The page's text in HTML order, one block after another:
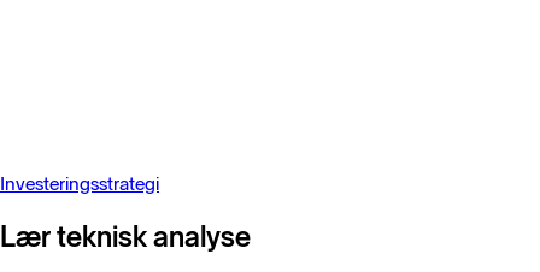
Investeringsstrategi
Lær teknisk analyse